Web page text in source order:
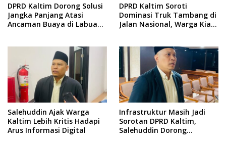
DPRD Kaltim Dorong Solusi
Jangka Panjang Atasi
Ancaman Buaya di Labuan
DPRD Kaltim Soroti
Dominasi Truk Tambang di
Jalan Nasional, Warga Kian
Salehuddin Ajak Warga
Kaltim Lebih Kritis Hadapi
Arus Informasi Digital
Infrastruktur Masih Jadi
Sorotan DPRD Kaltim,
Salehuddin Dorong